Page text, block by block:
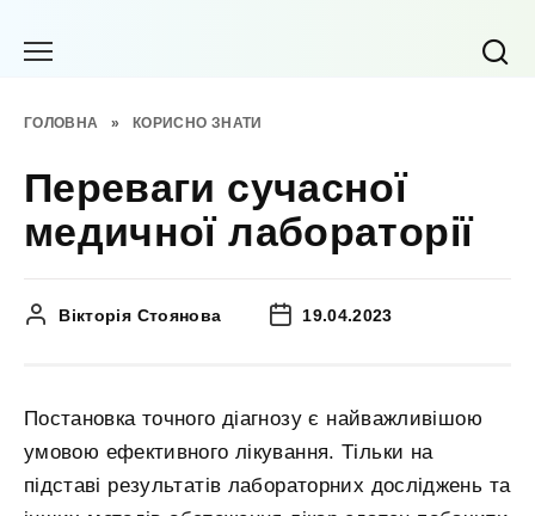
ГОЛОВНА » КОРИСНО ЗНАТИ
Переваги сучасної
медичної лабораторії
Вікторія Стоянова 19.04.2023
Постановка точного діагнозу є найважливішою
умовою ефективного лікування. Тільки на
підставі результатів лабораторних досліджень та